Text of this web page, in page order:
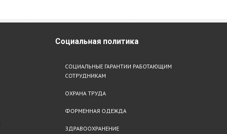
Социальная политика
СОЦИАЛЬНЫЕ ГАРАНТИИ РАБОТАЮЩИМ
СОТРУДНИКАМ
ОХРАНА ТРУДА
ФОРМЕННАЯ ОДЕЖДА
ЗДРАВООХРАНЕНИЕ